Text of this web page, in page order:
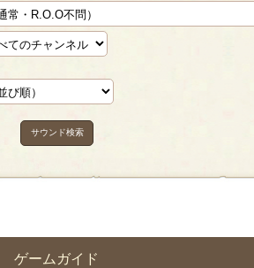
ゲームガイド
サウンド検索